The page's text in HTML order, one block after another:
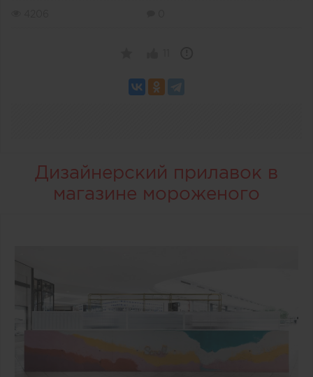
Дизайнерский прилавок в
магазине мороженого